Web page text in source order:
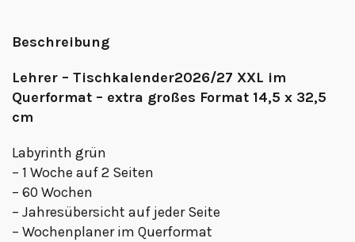
Beschreibung
Lehrer – Tischkalender2026/27 XXL im
Querformat – extra großes Format 14,5 x 32,5
cm
Labyrinth grün
– 1 Woche auf 2 Seiten
– 60 Wochen
– Jahresübersicht auf jeder Seite
– Wochenplaner im Querformat